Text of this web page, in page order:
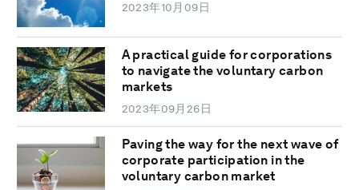
2023年10月09日
A practical guide for corporations
to navigate the voluntary carbon
markets
2023年09月26日
Paving the way for the next wave of
corporate participation in the
voluntary carbon market